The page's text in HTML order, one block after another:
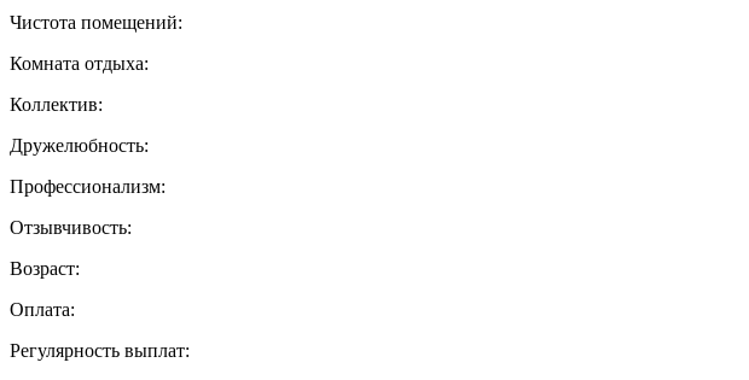
Чистота помещений:
Комната отдыха:
Коллектив:
Дружелюбность:
Профессионализм:
Отзывчивость:
Возраст:
Оплата:
Регулярность выплат: